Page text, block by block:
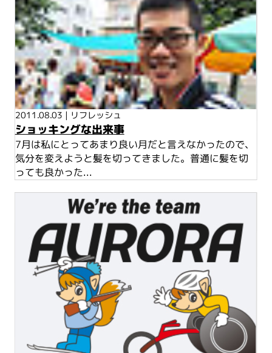
2011.08.03 | リフレッシュ
ショッキングな出来事
7月は私にとってあまり良い月だと言えなかったので、
気分を変えようと髪を切ってきました。普通に髪を切
っても良かった...